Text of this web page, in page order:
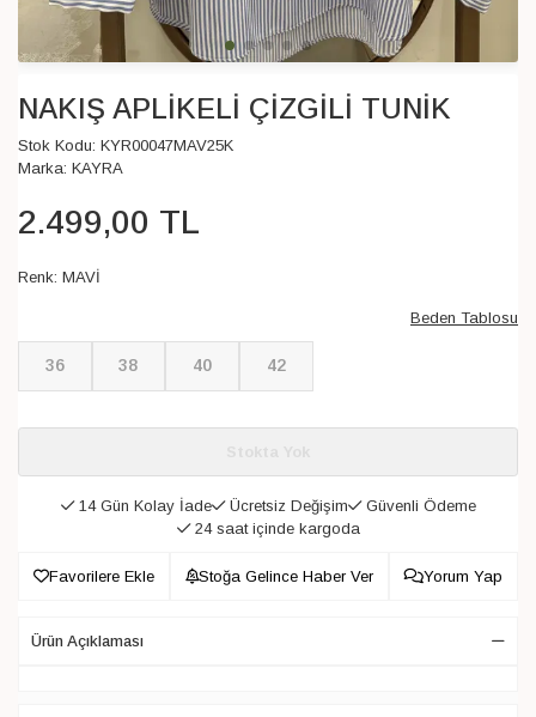
NAKIŞ APLİKELİ ÇİZGİLİ TUNİK
Stok Kodu: KYR00047MAV25K
Marka: KAYRA
2.499,00 TL
Renk: MAVİ
Beden Tablosu
36 38 40 42
14 Gün Kolay İade Ücretsiz Değişim
Güvenli Ödeme
24 saat içinde kargoda
Favorilere Ekle Stoğa Gelince Haber Ver Yorum Yap
Ürün Açıklaması